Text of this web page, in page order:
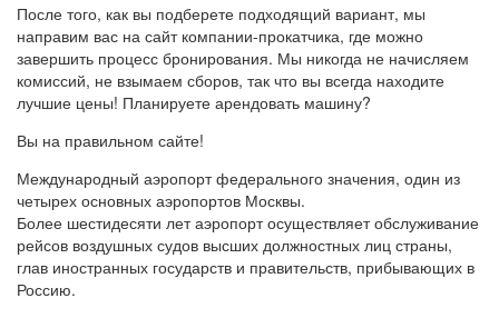
После того, как вы подберете подходящий вариант, мы
направим вас на сайт компании-прокатчика, где можно
завершить процесс бронирования. Мы никогда не начисляем
комиссий, не взымаем сборов, так что вы всегда находите
лучшие цены! Планируете арендовать машину?
Вы на правильном сайте!
Международный аэропорт федерального значения, один из
четырех основных аэропортов Москвы.
Более шестидесяти лет аэропорт осуществляет обслуживание
рейсов воздушных судов высших должностных лиц страны,
глав иностранных государств и правительств, прибывающих в
Россию.